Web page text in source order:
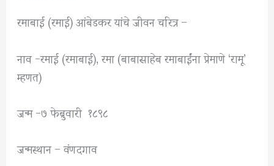
रमाबाई (रमाई) आंबेडकर यांचे जीवन चरित्र –
नाव -रमाई (रमाबाई), रमा (बाबासाहेब रमाबाईंना प्रेमाणे ‘रामू’
म्हणत)
जन्म -७ फेब्रुवारी १८९८
जन्मस्थान – वंणदगाव